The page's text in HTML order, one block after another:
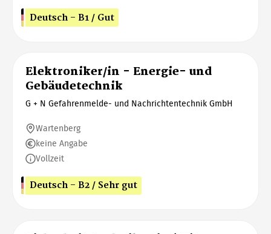
Deutsch - B1 / Gut
Elektroniker/in - Energie- und
Gebäudetechnik
G + N Gefahrenmelde- und Nachrichtentechnik GmbH
Wartenberg
keine Angabe
Vollzeit
Deutsch - B2 / Sehr gut